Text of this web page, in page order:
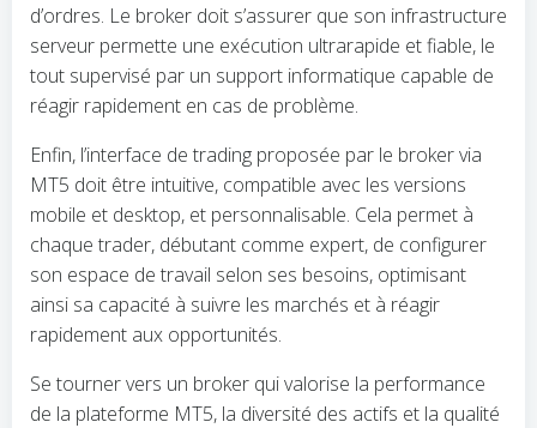
d’ordres. Le broker doit s’assurer que son infrastructure
serveur permette une exécution ultrarapide et fiable, le
tout supervisé par un support informatique capable de
réagir rapidement en cas de problème.
Enfin, l’interface de trading proposée par le broker via
MT5 doit être intuitive, compatible avec les versions
mobile et desktop, et personnalisable. Cela permet à
chaque trader, débutant comme expert, de configurer
son espace de travail selon ses besoins, optimisant
ainsi sa capacité à suivre les marchés et à réagir
rapidement aux opportunités.
Se tourner vers un broker qui valorise la performance
de la plateforme MT5, la diversité des actifs et la qualité